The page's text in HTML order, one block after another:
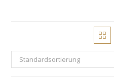
Standardsortierung